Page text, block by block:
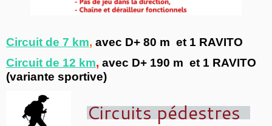
Circuit de 7 km, avec D+ 80 m et 1 RAVITO
Circuit de 12 km, avec D+ 190 m et 1 RAVITO
(variante sportive)
Circuits pédestres